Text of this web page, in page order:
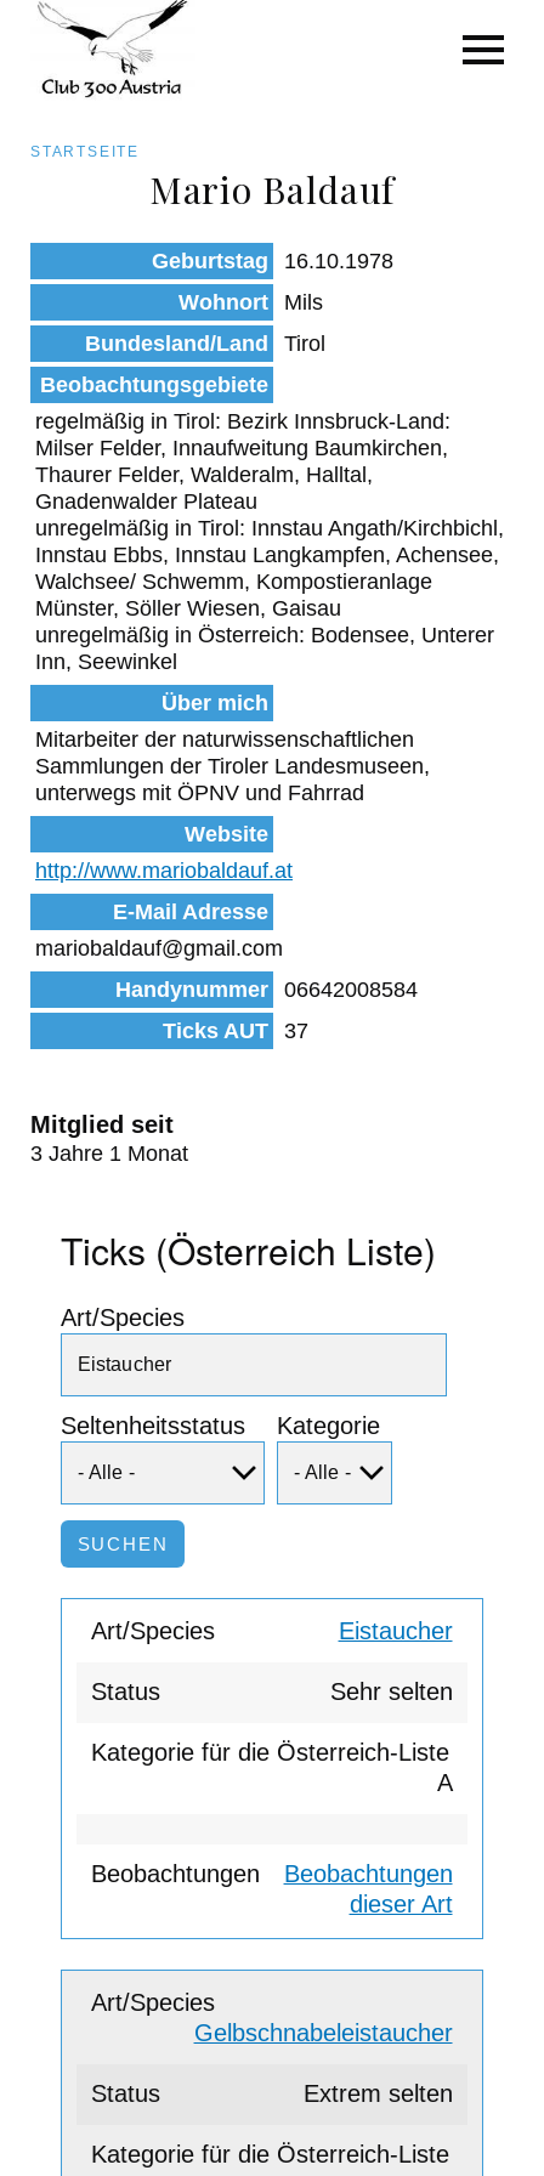
zum
Inhalt
Pfadnavigation
STARTSEITE
Mario Baldauf
Geburtstag
16.10.1978
Wohnort
Mils
Bundesland/Land
Tirol
Beobachtungsgebiete
regelmäßig in Tirol: Bezirk Innsbruck-Land:
Milser Felder, Innaufweitung Baumkirchen,
Thaurer Felder, Walderalm, Halltal,
Gnadenwalder Plateau
unregelmäßig in Tirol: Innstau Angath/Kirchbichl,
Innstau Ebbs, Innstau Langkampfen, Achensee,
Walchsee/ Schwemm, Kompostieranlage
Münster, Söller Wiesen, Gaisau
unregelmäßig in Österreich: Bodensee, Unterer
Inn, Seewinkel
Über mich
Mitarbeiter der naturwissenschaftlichen
Sammlungen der Tiroler Landesmuseen,
unterwegs mit ÖPNV und Fahrrad
Website
http://www.mariobaldauf.at
E-Mail Adresse
mariobaldauf@gmail.com
Handynummer
06642008584
Ticks AUT
37
Mitglied seit
3 Jahre 1 Monat
Ticks (Österreich Liste)
Art/Species
Seltenheitsstatus Kategorie
Art/Species
Status
Kategorie für die Österreich-Liste
Beobachtungen
Eistaucher
Sehr selten
A
Beobachtungen
dieser Art
Gelbschnabeleistaucher
Extrem selten